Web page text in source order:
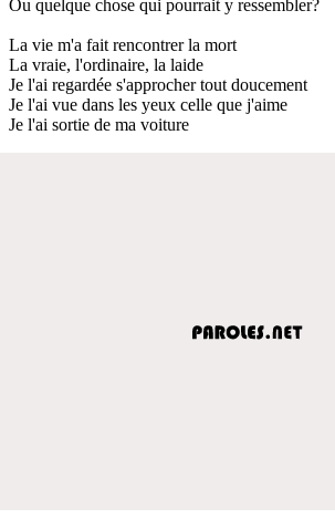
Ou quelque chose qui pourrait y ressembler?
La vie m'a fait rencontrer la mort
La vraie, l'ordinaire, la laide
Je l'ai regardée s'approcher tout doucement
Je l'ai vue dans les yeux celle que j'aime
Je l'ai sortie de ma voiture